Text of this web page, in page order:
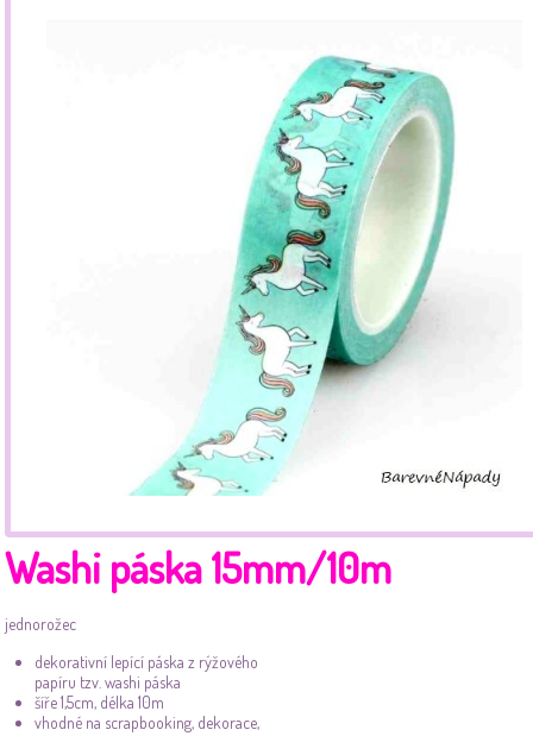
Washi páska 15mm/10m
jednorožec
dekorativní lepící páska z rýžového
papíru tzv. washi páska
šíře 1,5cm, délka 10m
vhodné na scrapbooking, dekorace,